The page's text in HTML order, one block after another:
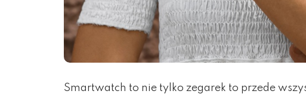
Smartwatch to nie tylko zegarek to przede